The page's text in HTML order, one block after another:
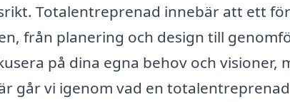
Totalentreprenad innebär att ett
från planering och design till
på dina egna behov och
går vi igenom vad en